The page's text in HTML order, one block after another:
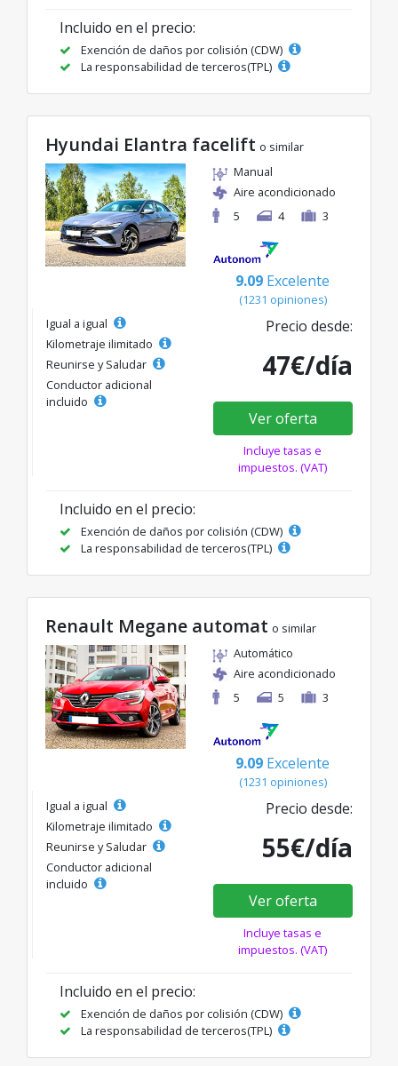
Incluido en el precio:
Exención de daños por colisión (CDW)
La responsabilidad de terceros(TPL)
Hyundai Elantra facelift o similar
Manual
Aire acondicionado
5
4 3
9.09 Excelente
(1231 opiniones)
Igual a igual
Kilometraje ilimitado
Reunirse y Saludar
Conductor adicional
incluido
Precio desde:
47€/día
Ver oferta
Incluye tasas e
impuestos. (VAT)
Incluido en el precio:
Exención de daños por colisión (CDW)
La responsabilidad de terceros(TPL)
Renault Megane automat o similar
Automático
Aire acondicionado
5
5 3
9.09 Excelente
(1231 opiniones)
Igual a igual
Kilometraje ilimitado
Reunirse y Saludar
Conductor adicional
incluido
Precio desde:
55€/día
Ver oferta
Incluye tasas e
impuestos. (VAT)
Incluido en el precio:
Exención de daños por colisión (CDW)
La responsabilidad de terceros(TPL)